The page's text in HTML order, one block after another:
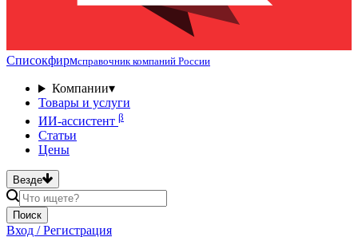
Списокфирмсправочник компаний России
Компании▾
Товары и услуги
ИИ-ассистент β
Статьи
Цены
Везде
Поиск
Вход / Регистрация